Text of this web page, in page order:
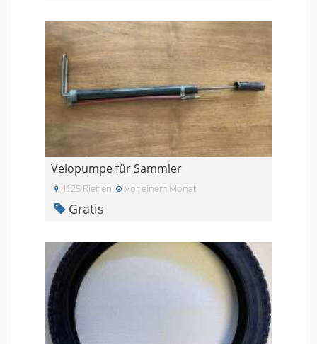
Velopumpe für Sammler
4125 Riehen Vor einem Monat
Gratis